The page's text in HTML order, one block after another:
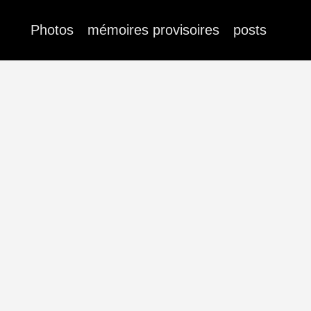
Photos mémoires provisoires posts